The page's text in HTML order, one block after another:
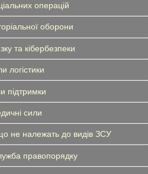
операцій
оборони
та кібербезпеки
логістики
підтримки
сили
не належать до видів ЗСУ
правопорядку